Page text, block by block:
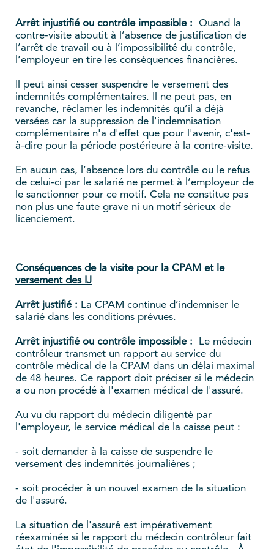
Arrêt injustifié ou contrôle impossible : Quand la
contre-visite aboutit à l’absence de justification de
l’arrêt de travail ou à l’impossibilité du contrôle,
l’employeur en tire les conséquences financières.
Il peut ainsi cesser suspendre le versement des
indemnités complémentaires. Il ne peut pas, en
revanche, réclamer les indemnités qu’il a déjà
versées car la suppression de l'indemnisation
complémentaire n'a d'effet que pour l'avenir, c'est-
à-dire pour la période postérieure à la contre-visite.
En aucun cas, l’absence lors du contrôle ou le refus
de celui-ci par le salarié ne permet à l’employeur de
le sanctionner pour ce motif. Cela ne constitue pas
non plus une faute grave ni un motif sérieux de
licenciement.
Conséquences de la visite pour la CPAM et le
versement des IJ
Arrêt justifié : La CPAM continue d’indemniser le
salarié dans les conditions prévues.
Arrêt injustifié ou contrôle impossible : Le médecin
contrôleur transmet un rapport au service du
contrôle médical de la CPAM dans un délai maximal
de 48 heures. Ce rapport doit préciser si le médecin
a ou non procédé à l'examen médical de l'assuré.
Au vu du rapport du médecin diligenté par
l'employeur, le service médical de la caisse peut :
- soit demander à la caisse de suspendre le
versement des indemnités journalières ;
- soit procéder à un nouvel examen de la situation
de l'assuré.
La situation de l'assuré est impérativement
réexaminée si le rapport du médecin contrôleur fait